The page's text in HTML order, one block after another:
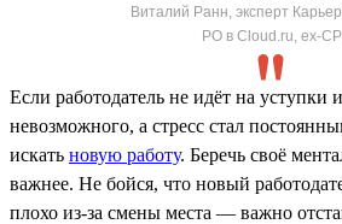
Виталий Ранн, эксперт
PO в Cloud.ru, ex-
Если работодатель не идёт на уступки
невозможного, а стресс стал
искать новую работу. Беречь своё
важнее. Не бойся, что новый
плохо из-за смены места — важно